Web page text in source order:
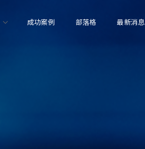
成功案例 部落格 最新消息